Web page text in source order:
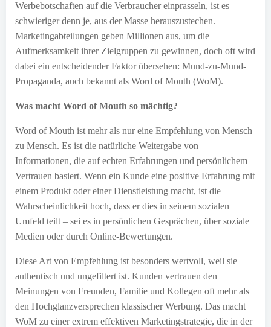
Werbebotschaften auf die Verbraucher einprasseln, ist es
schwieriger denn je, aus der Masse herauszustechen.
Marketingabteilungen geben Millionen aus, um die
Aufmerksamkeit ihrer Zielgruppen zu gewinnen, doch oft wird
dabei ein entscheidender Faktor übersehen: Mund-zu-Mund-
Propaganda, auch bekannt als Word of Mouth (WoM).
Was macht Word of Mouth so mächtig?
Word of Mouth ist mehr als nur eine Empfehlung von Mensch
zu Mensch. Es ist die natürliche Weitergabe von
Informationen, die auf echten Erfahrungen und persönlichem
Vertrauen basiert. Wenn ein Kunde eine positive Erfahrung mit
einem Produkt oder einer Dienstleistung macht, ist die
Wahrscheinlichkeit hoch, dass er dies in seinem sozialen
Umfeld teilt – sei es in persönlichen Gesprächen, über soziale
Medien oder durch Online-Bewertungen.
Diese Art von Empfehlung ist besonders wertvoll, weil sie
authentisch und ungefiltert ist. Kunden vertrauen den
Meinungen von Freunden, Familie und Kollegen oft mehr als
den Hochglanzversprechen klassischer Werbung. Das macht
WoM zu einer extrem effektiven Marketingstrategie, die in der